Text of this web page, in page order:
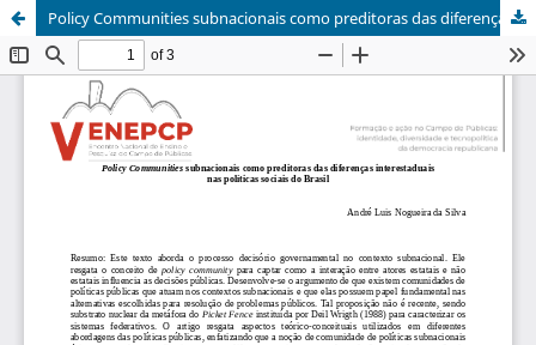
Policy Communities subnacionais como preditoras das diferenças interestaduais nas políticas sociais do Brasil